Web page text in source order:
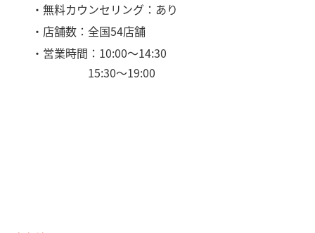
・無料カウンセリング：あり
・店舗数：全国54店舗
・営業時間：10:00〜14:30
15:30〜19:00